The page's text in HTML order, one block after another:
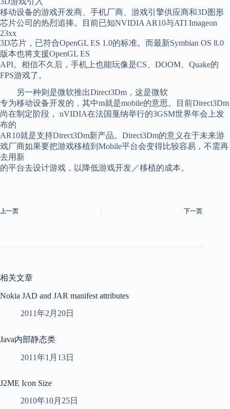
移动设备的游戏开发商、手机厂商、游戏引擎供应商和3D图形
芯片公司的热烈追捧。目前已知NVIDIA AR10与ATI Imageon
23xx
3D芯片，已符合OpenGL ES 1.0的标准。而最新Symbian OS 8.0
版本也将支援OpenGL ES
API。相信不久后，手机上也能玩像是CS、DOOM、Quake的
FPS游戏了。
另一种则是微软推出Direct3Dm，这是微软
专为移动设备开发的，其中m就是mobile的意思。目前Direct3Dm
尚在制定阶段， nVIDIA在法国戛纳举行的3GSM世界年会上发
布的
AR10就是支持Direct3Dm新产品。Direct3Dm的意义在于未来游
戏厂商如果要把游戏移植到Mobile平台会变得比较容易，不需再
去用新
的平台去设计游戏，以降低游戏开发／移植的成本。
上一页 下一页
相关文章
Nokia JAD and JAR manifest attributes
2011年2月20日
Java内部静态类
2011年1月13日
J2ME Icon Size
2010年10月25日